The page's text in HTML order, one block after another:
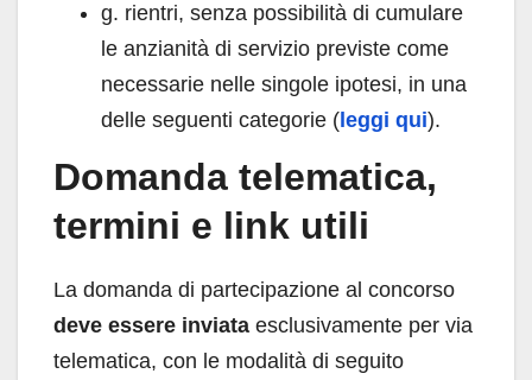
g. rientri, senza possibilità di cumulare
le anzianità di servizio previste come
necessarie nelle singole ipotesi, in una
delle seguenti categorie ( leggi qui).
Domanda telematica,
termini e link utili
La domanda di partecipazione al concorso
deve essere inviata esclusivamente per via
telematica, con le modalità di seguito